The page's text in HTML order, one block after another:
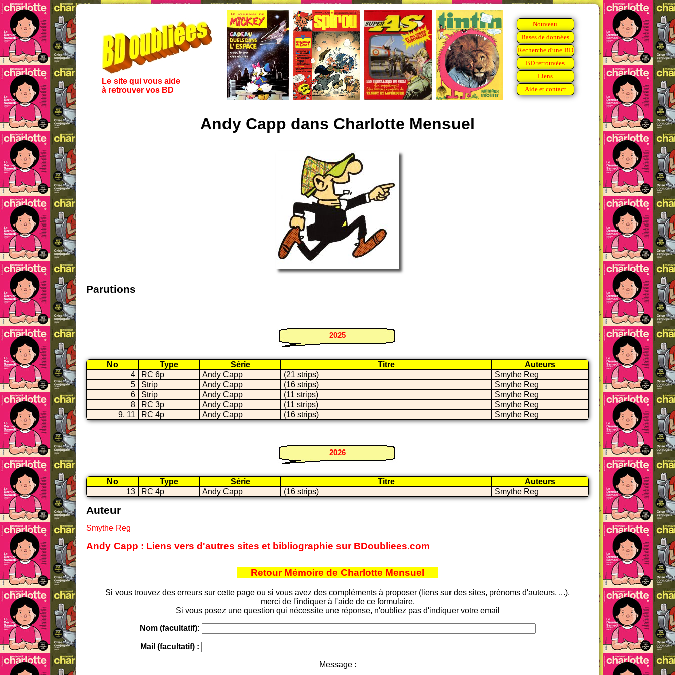
Le site qui vous aide
à retrouver vos BD
Nouveau
Bases de données
Recherche d'une BD
BD retrouvées
Liens
Aide et contact
Andy Capp dans Charlotte Mensuel
Parutions
2025
No Type Série Titre
Auteurs
4
RC 6p Andy Capp (21 strips)
Smythe Reg
5
Strip Andy Capp (16 strips)
Smythe Reg
6
Strip Andy Capp (11 strips)
Smythe Reg
8
RC 3p Andy Capp (11 strips)
Smythe Reg
9, 11
RC 4p Andy Capp (16 strips) Smythe Reg
2026
No Type Série Titre
Auteurs
13
RC 4p Andy Capp (16 strips) Smythe Reg
Auteur
Smythe Reg
Andy Capp : Liens vers d'autres sites et bibliographie sur BDoubliees.com
Retour Mémoire de Charlotte Mensuel
Si vous trouvez des erreurs sur cette page ou si vous avez des compléments à proposer (liens sur des sites, prénoms d'auteurs, ...),
merci de l'indiquer à l'aide de ce formulaire.
Si vous posez une question qui nécessite une réponse, n'oubliez pas d'indiquer votre email
Nom (facultatif):
Mail (facultatif) :
Message :